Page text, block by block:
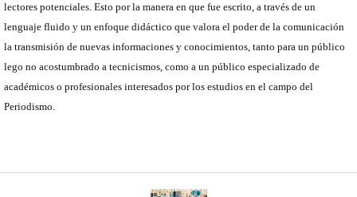
lectores potenciales. Esto por la manera en que fue escrito, a través de un
lenguaje fluido y un enfoque didáctico que valora el poder de la comunicación
la transmisión de nuevas informaciones y conocimientos, tanto para un público
lego no acostumbrado a tecnicismos, como a un público especializado de
académicos o profesionales interesados por los estudios en el campo del
Periodismo.